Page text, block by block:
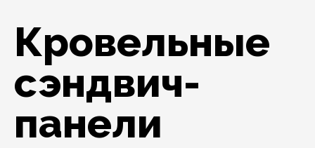
Кровельные
сэндвич-
панели